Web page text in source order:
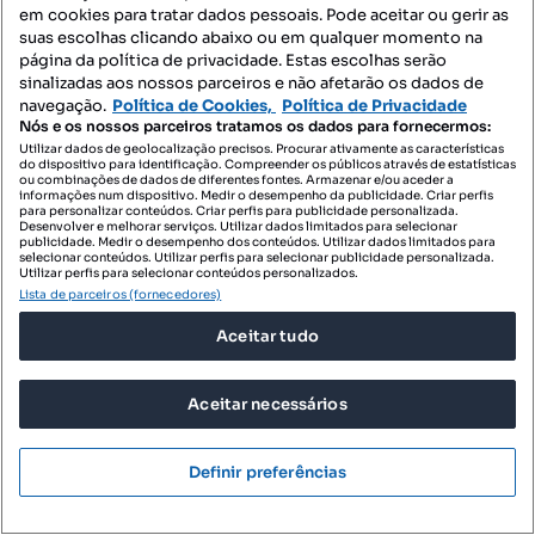
Tipologia
T3
Preço por metro quadrado
205 m²
Destacado
IAD Portugal
Profissional
1 350 000 €6585,37 €/m²
em cookies para tratar dados pessoais. Pode aceitar ou gerir as
suas escolhas clicando abaixo ou em qualquer momento na
página da política de privacidade. Estas escolhas serão
sinalizadas aos nossos parceiros e não afetarão os dados de
navegação. Política de Cookies, Política de Privacidade
Nós e os nossos parceiros tratamos os dados para fornecermos:
Utilizar dados de geolocalização precisos. Procurar ativamente as características
do dispositivo para identificação. Compreender os públicos através de estatísticas
ou combinações de dados de diferentes fontes. Armazenar e/ou aceder a
informações num dispositivo. Medir o desempenho da publicidade. Criar perfis
para personalizar conteúdos. Criar perfis para publicidade personalizada.
Desenvolver e melhorar serviços. Utilizar dados limitados para selecionar
publicidade. Medir o desempenho dos conteúdos. Utilizar dados limitados para
selecionar conteúdos. Utilizar perfis para selecionar publicidade personalizada.
Utilizar perfis para selecionar conteúdos personalizados.
Lista de parceiros (fornecedores)
Aceitar tudo
Aceitar necessários
Definir preferências